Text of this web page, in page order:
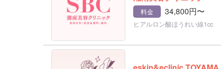
料金 34,800円〜
ヒアルロン酸ほうれい線1cc